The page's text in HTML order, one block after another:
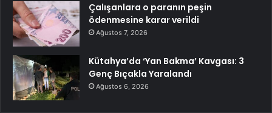
Çalışanlara o paranın peşin
ödenmesine karar verildi
Ağustos 7, 2026
Kütahya’da ‘Yan Bakma’ Kavgası: 3
Genç Bıçakla Yaralandı
Ağustos 6, 2026